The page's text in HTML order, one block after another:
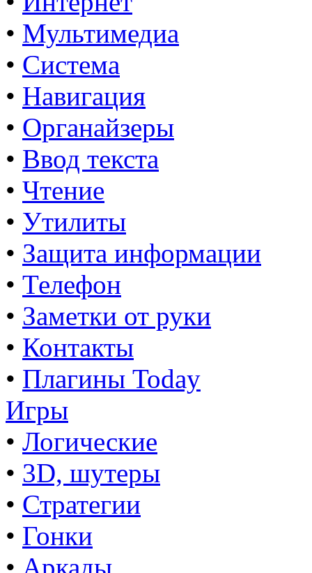
• Мультимедиа
• Система
• Навигация
• Органайзеры
• Ввод текста
• Чтение
• Утилиты
• Защита информации
• Телефон
• Заметки от руки
• Контакты
• Плагины Today
Игры
• Логические
• 3D, шутеры
• Стратегии
• Гонки